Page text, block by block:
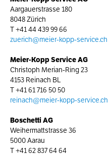
Aargauerstrasse 180
8048 Zürich
T+41 44 439 99 66
zuerich@meier-kopp-service.ch
Meier-Kopp Service AG
Christoph Merian-Ring 23
4153 Reinach BL
T+41 61 716 50 50
reinach@meier-kopp-service.ch
Boschetti AG
Weihermattstrasse 36
5000 Aarau
T+41 62 837 64 64